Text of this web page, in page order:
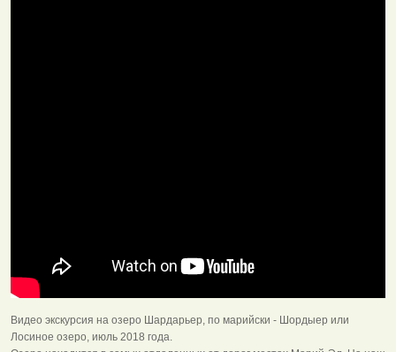
Видео экскурсия на озеро Шардарьер, по марийски - Шордыер или
Лосиное озеро, июль 2018 года.